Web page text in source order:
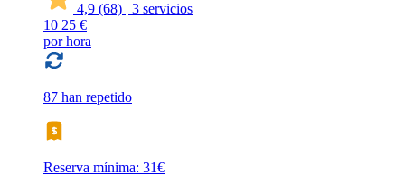
4,9 (68) | 3 servicios
10 25 €
por hora
87 han repetido
Reserva mínima: 31€